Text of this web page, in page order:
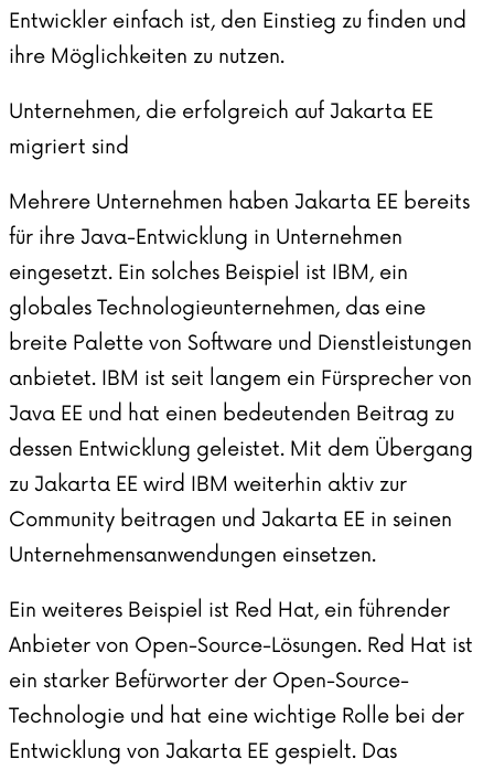
Entwickler einfach ist, den Einstieg zu finden und
ihre Möglichkeiten zu nutzen.
Unternehmen, die erfolgreich auf Jakarta EE
migriert sind
Mehrere Unternehmen haben Jakarta EE bereits
für ihre Java-Entwicklung in Unternehmen
eingesetzt. Ein solches Beispiel ist IBM, ein
globales Technologieunternehmen, das eine
breite Palette von Software und Dienstleistungen
anbietet. IBM ist seit langem ein Fürsprecher von
Java EE und hat einen bedeutenden Beitrag zu
dessen Entwicklung geleistet. Mit dem Übergang
zu Jakarta EE wird IBM weiterhin aktiv zur
Community beitragen und Jakarta EE in seinen
Unternehmensanwendungen einsetzen.
Ein weiteres Beispiel ist Red Hat, ein führender
Anbieter von Open-Source-Lösungen. Red Hat ist
ein starker Befürworter der Open-Source-
Technologie und hat eine wichtige Rolle bei der
Entwicklung von Jakarta EE gespielt. Das